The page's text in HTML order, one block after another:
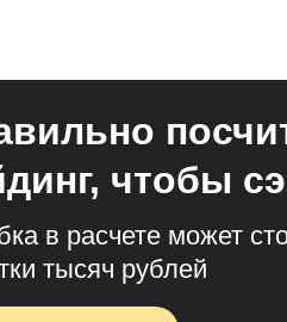
в расчете может
тысяч рублей
чтобы